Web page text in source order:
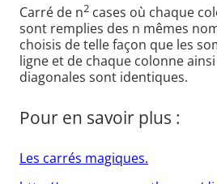
Carré de n2 cases où chaque
sont remplies des n mêmes
choisis de telle façon que les
ligne et de chaque colonne
diagonales sont identiques.
Pour en savoir plus :
Les carrés magiques.